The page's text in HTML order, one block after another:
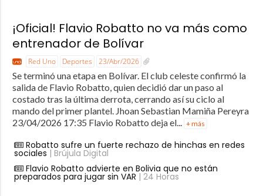
¡Oficial! Flavio Robatto no va más como
entrenador de Bolívar
Red Uno Deportes 23/Abr/2026
Se terminó una etapa en Bolívar. El club celeste confirmó la
salida de Flavio Robatto, quien decidió dar un paso al
costado tras la última derrota, cerrando así su ciclo al
mando del primer plantel. Jhoan Sebastian Mamiña Pereyra
23/04/2026 17:35 Flavio Robatto deja el...
+ más
Robatto sufre un fuerte rechazo de hinchas en redes
sociales | Brújula Digital
Flavio Robatto advierte en Bolivia que no están
preparados para jugar sin VAR | 24 Horas